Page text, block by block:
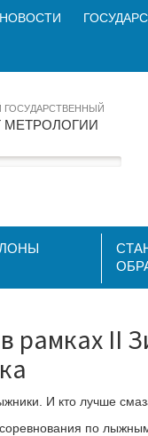
НОВОСТИ
ГОСУДАРСТВЕННЫЙ
МЕТРОЛОГИИ
рамках II
И кто лучше
по